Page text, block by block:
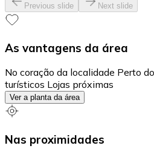
Previous slide Next slide
As vantagens da área
No coração da localidade Perto
turísticos Lojas próximas
Ver a planta da área
Nas proximidades